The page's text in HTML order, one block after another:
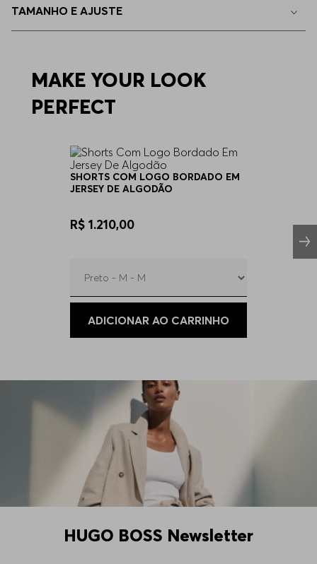
EEGG Indisponível
4GG
5GG
TAMANHO E AJUSTE
MAKE YOUR LOOK
PERFECT
SHORTS COM LOGO BORDADO EM
JERSEY DE ALGODÃO
R$ 1.210,00
ADICIONAR AO CARRINHO
HUGO BOSS Newsletter